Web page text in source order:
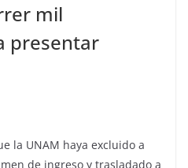
mil
presentar
la UNAM haya excluido a
de ingreso y trasladado a